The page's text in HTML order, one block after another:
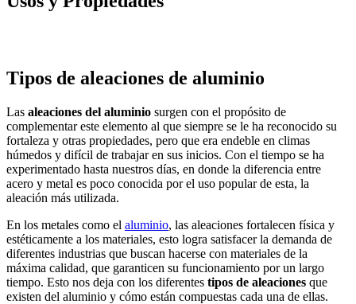
Tipos de aleaciones de aluminio
Las aleaciones del aluminio surgen con el propósito de
complementar este elemento al que siempre se le ha reconocido su
fortaleza y otras propiedades, pero que era endeble en climas
húmedos y difícil de trabajar en sus inicios. Con el tiempo se ha
experimentado hasta nuestros días, en donde la diferencia entre
acero y metal es poco conocida por el uso popular de esta, la
aleación más utilizada.
En los metales como el aluminio, las aleaciones fortalecen física y
estéticamente a los materiales, esto logra satisfacer la demanda de
diferentes industrias que buscan hacerse con materiales de la
máxima calidad, que garanticen su funcionamiento por un largo
tiempo. Esto nos deja con los diferentes tipos de aleaciones que
existen del aluminio y cómo están compuestas cada una de ellas.